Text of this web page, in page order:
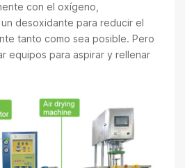
con el oxígeno,
desoxidante para reducir el
tanto como sea posible. Pero
equipos para aspirar y rellenar